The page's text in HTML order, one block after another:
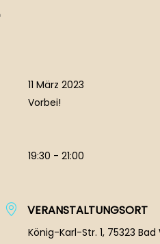
11 März 2023
Vorbei!
19:30 - 21:00
VERANSTALTUNGSORT
König-Karl-Str. 1, 75323